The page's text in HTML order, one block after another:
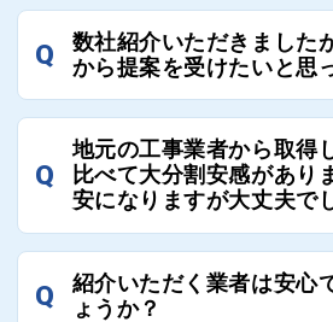
選定基準はお客様によって異な
ろんのこと、実績面や保証面、
近さやアフターフォローの充実
し、総合的に判断ください。
また、選定に迷った際などは屋
連絡いただければ、お客様の屋
ローさせていただきます。お気
Q
数社紹介いただきました
から提案を受けたいと思
全国300社以上の登録業者がござ
でご紹介の要望をいただければ
て対応させていただきます。お
Q
地元の工事業者から取得
比べて大分割安感があり
安になりますが大丈夫で
残念ながら、リフォーム業界は
部分が多く、一見同じ工事でも
Q
紹介いただく業者は安心
ょうか？